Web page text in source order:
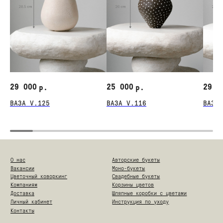
29 000 р.
ВАЗА V.125
25 000 р.
ВАЗА V.116
29
ВАЗА